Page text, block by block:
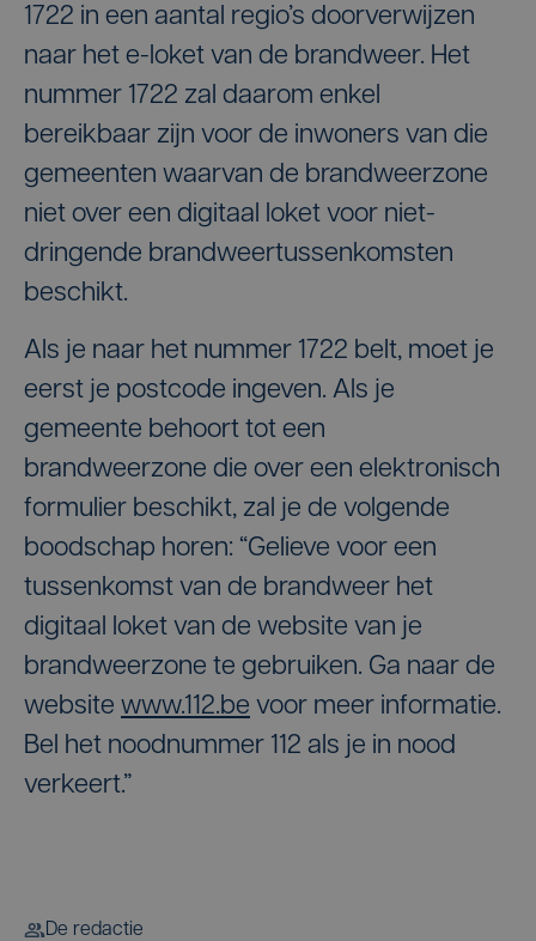
1722 in een aantal regio’s doorverwijzen
naar het e-loket van de brandweer. Het
nummer 1722 zal daarom enkel
bereikbaar zijn voor de inwoners van die
gemeenten waarvan de brandweerzone
niet over een digitaal loket voor niet-
dringende brandweertussenkomsten
beschikt.
Als je naar het nummer 1722 belt, moet je
eerst je postcode ingeven. Als je
gemeente behoort tot een
brandweerzone die over een elektronisch
formulier beschikt, zal je de volgende
boodschap horen: “Gelieve voor een
tussenkomst van de brandweer het
digitaal loket van de website van je
brandweerzone te gebruiken. Ga naar de
website www.112.be voor meer informatie.
Bel het noodnummer 112 als je in nood
verkeert.”
De redactie